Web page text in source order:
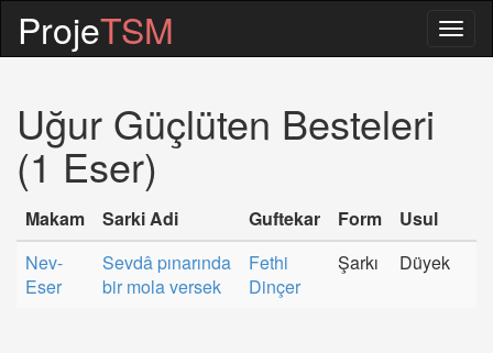
ProjeTSM
Uğur Güçlüten Besteleri
(1 Eser)
Makam Sarki Adi Guftekar Form
Usul
Nev-
Eser
Sevdâ pınarında
bir mola versek
Fethi
Dinçer
Şarkı Düyek